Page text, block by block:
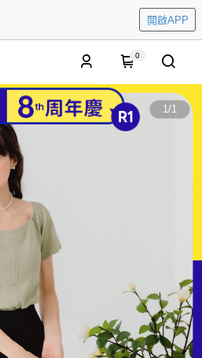
開啟APP
0
1/1